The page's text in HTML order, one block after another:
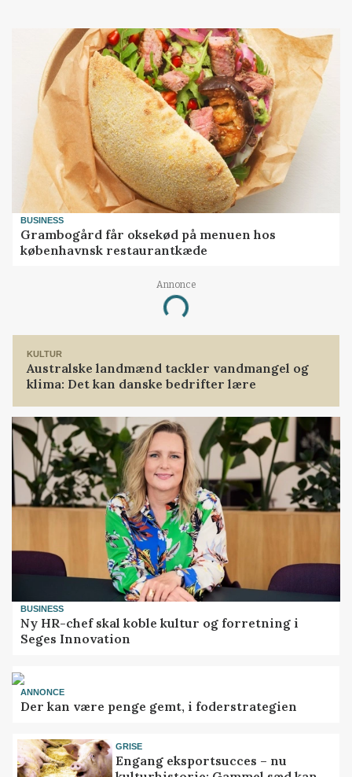
BUSINESS
Grambogård får oksekød på menuen hos
københavnsk restaurantkæde
Annonce
Loading...
KULTUR
Australske landmænd tackler vandmangel og
klima: Det kan danske bedrifter lære
BUSINESS
Ny HR-chef skal koble kultur og forretning i
Seges Innovation
ANNONCE
Der kan være penge gemt, i foderstrategien
GRISE
Engang eksportsucces – nu